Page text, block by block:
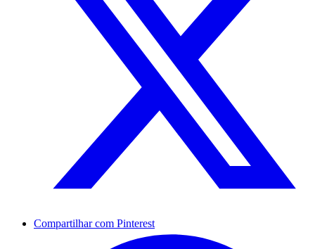
Compartilhar com Pinterest